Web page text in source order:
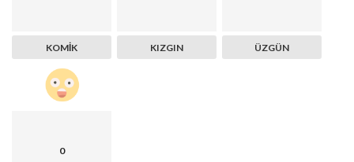
KOMIK KIZGIN ÜZGÜN
0